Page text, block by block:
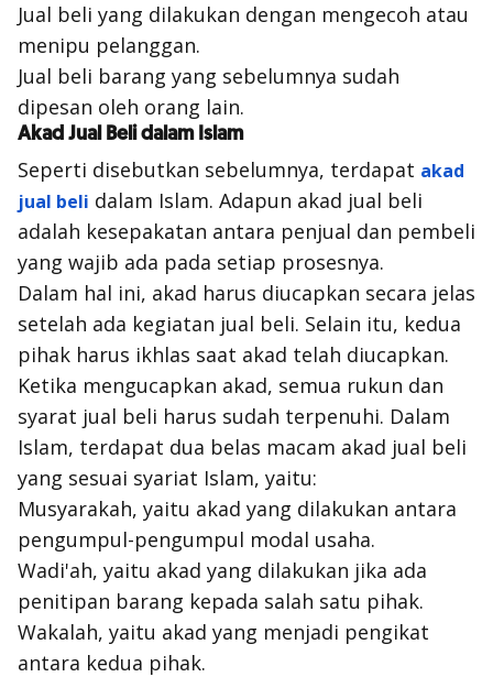
Jual beli yang dilakukan dengan mengecoh atau
menipu pelanggan.
Jual beli barang yang sebelumnya sudah
dipesan oleh orang lain.
Akad Jual Beli dalam Islam
Seperti disebutkan sebelumnya, terdapat akad
jual beli dalam Islam. Adapun akad jual beli
adalah kesepakatan antara penjual dan pembeli
yang wajib ada pada setiap prosesnya.
Dalam hal ini, akad harus diucapkan secara jelas
setelah ada kegiatan jual beli. Selain itu, kedua
pihak harus ikhlas saat akad telah diucapkan.
Ketika mengucapkan akad, semua rukun dan
syarat jual beli harus sudah terpenuhi. Dalam
Islam, terdapat dua belas macam akad jual beli
yang sesuai syariat Islam, yaitu:
Musyarakah, yaitu akad yang dilakukan antara
pengumpul-pengumpul modal usaha.
Wadi'ah, yaitu akad yang dilakukan jika ada
penitipan barang kepada salah satu pihak.
Wakalah, yaitu akad yang menjadi pengikat
antara kedua pihak.